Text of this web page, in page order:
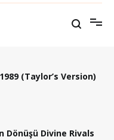
(Taylor’s Version)
Dönüşü Divine Rivals